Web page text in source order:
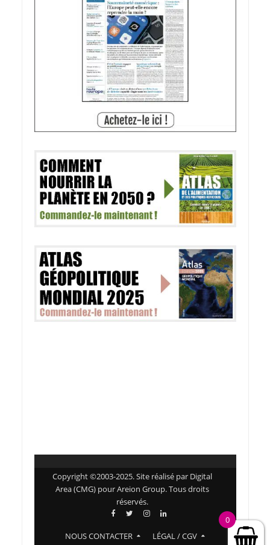
Copyright ©2003-2025. Site réalisé par Digital
Area (CMG) pour Areion Group. Tous droits
réservés.
NOUS CONTACTER LÉGAL / CGV
0